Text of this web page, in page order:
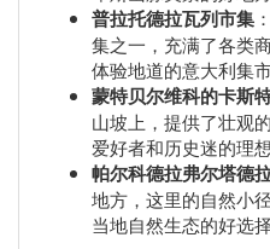
普拉托德拉瓦列市集
集之一，充满了各类
体验地道的意大利集市
蒙特贝尔维科的卡斯
山坡上，提供了壮观
爱好者和历史迷的理想
帕尔科德拉弗尔塔德
地方，这里的自然小
当地自然生态的好选择